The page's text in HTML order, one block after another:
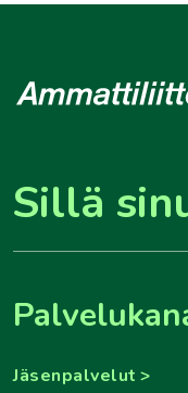
Sillä
Jäsenpalvelut